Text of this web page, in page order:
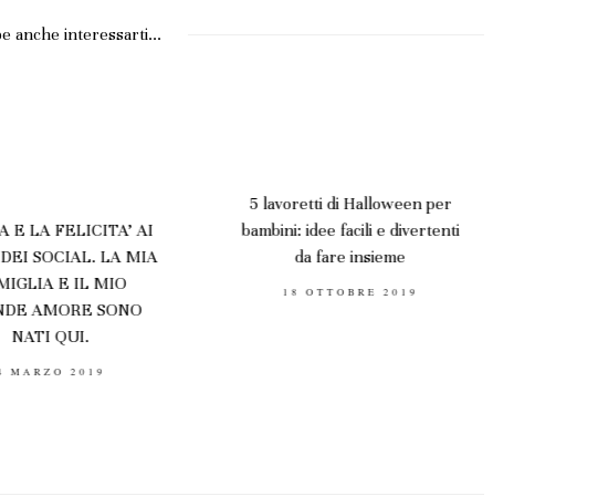
anche interessarti...
idee facili e divertenti
da fare insieme
OTTOBRE 2019
GIOCHI ISTRUTTIVI:
POTREBBERO INCIDERE